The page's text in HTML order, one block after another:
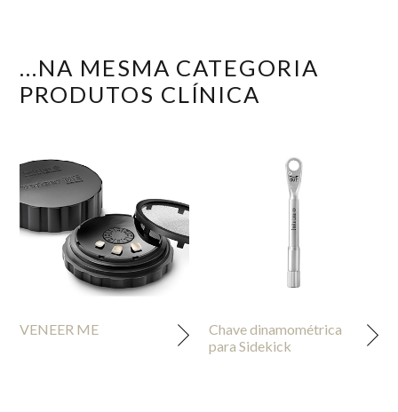
...NA MESMA CATEGORIA
PRODUTOS CLÍNICA
VENEER ME
Chave dinamométrica
para Sidekick